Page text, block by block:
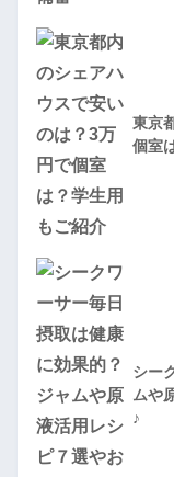
東京
個室
シー
ムや
♪